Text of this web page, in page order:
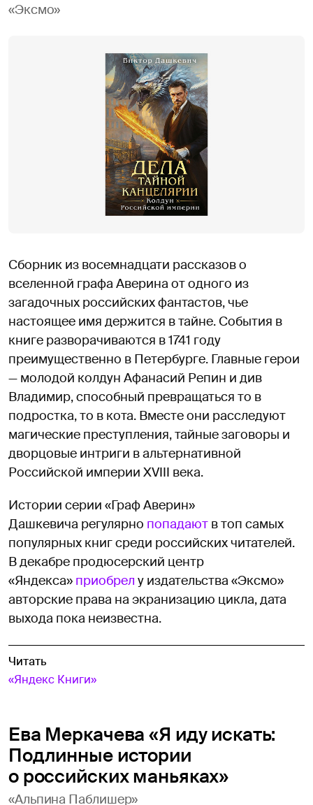
«Эксмо»
Сборник из восемнадцати рассказов о
вселенной графа Аверина от одного из
загадочных российских фантастов, чье
настоящее имя держится в тайне. События в
книге разворачиваются в 1741 году
преимущественно в Петербурге. Главные герои
— молодой колдун Афанасий Репин и див
Владимир, способный превращаться то в
подростка, то в кота. Вместе они расследуют
магические преступления, тайные заговоры и
дворцовые интриги в альтернативной
Российской империи XVIII века.
Истории серии «Граф Аверин»
Дашкевича регулярно попадают в топ самых
популярных книг среди российских читателей.
В декабре продюсерский центр
«Яндекса» приобрел у издательства «Эксмо»
авторские права на экранизацию цикла, дата
выхода пока неизвестна.
Читать
«Яндекс Книги»
Ева Меркачева «Я иду искать:
Подлинные истории
о российских маньяках»
«Альпина Паблишер»